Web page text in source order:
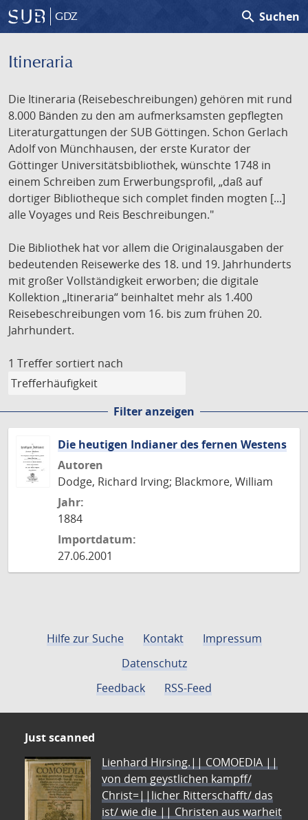
GDZ search Suchen
Itineraria
Die Itineraria (Reisebeschreibungen) gehören mit rund
8.000 Bänden zu den am aufmerksamsten gepflegten
Literaturgattungen der SUB Göttingen. Schon Gerlach
Adolf von Münchhausen, der erste Kurator der
Göttinger Universitätsbibliothek, wünschte 1748 in
einem Schreiben zum Erwerbungsprofil, „daß auf
dortiger Bibliotheque sich complet finden mogten [...]
alle Voyages und Reis Beschreibungen."
Die Bibliothek hat vor allem die Originalausgaben der
bedeutenden Reisewerke des 18. und 19. Jahrhunderts
mit großer Vollständigkeit erworben; die digitale
Kollektion „Itineraria“ beinhaltet mehr als 1.400
Reisebeschreibungen vom 16. bis zum frühen 20.
Jahrhundert.
1 Treffer sortiert nach
Filter anzeigen
Die heutigen Indianer des fernen Westens
Autoren
Dodge, Richard Irving; Blackmore, William
Jahr:
1884
Importdatum:
27.06.2001
Hilfe zur Suche Kontakt
Impressum
Datenschutz
Feedback
RSS-Feed
Just scanned
Lienhard Hirsing.|| COMOEDIA ||
von dem geystlichen kampff/
Christ=||licher Ritterschafft/ das
ist/ wie die || Christen aus warheit